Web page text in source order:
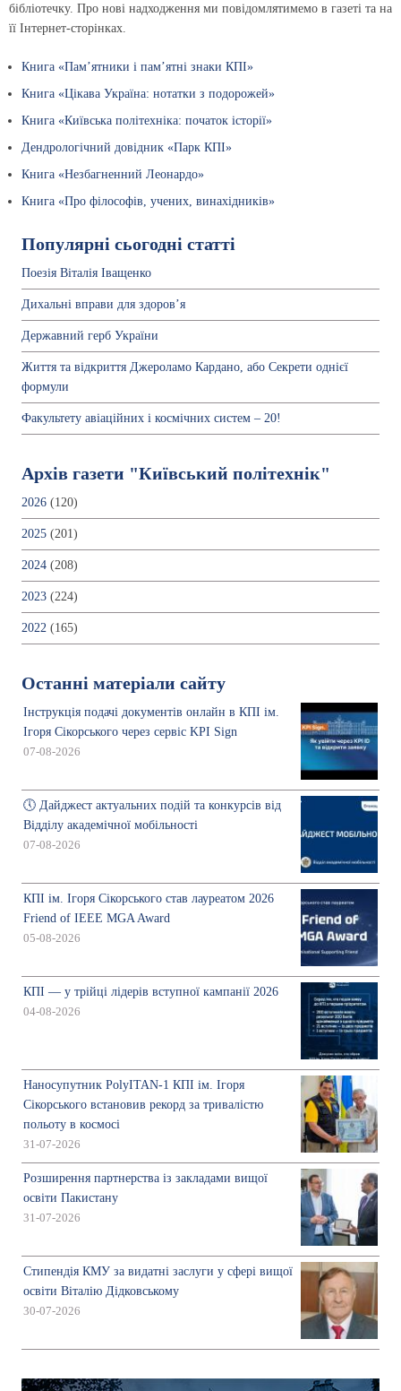
бібліотечку. Про нові надходження ми повідомлятимемо в газеті та на
її Інтернет-сторінках.
Книга «Пам’ятники і пам’ятні знаки КПІ»
Книга «Цікава Україна: нотатки з подорожей»
Книга «Київська політехніка: початок історії»
Дендрологічний довідник «Парк КПІ»
Книга «Незбагненний Леонардо»
Книга «Про філософів, учених, винахідників»
Популярні сьогодні статті
Поезія Віталія Іващенко
Дихальні вправи для здоров’я
Державний герб України
Життя та відкриття Джероламо Кардано, або Секрети однієї
формули
Факультету авіаційних і космічних систем – 20!
Архів газети "Київський політехнік"
2026 (120)
2025 (201)
2024 (208)
2023 (224)
2022 (165)
Останні матеріали сайту
Інструкція подачі документів онлайн в КПІ ім.
Ігоря Сікорського через сервіс KPI Sign
07-08-2026
🕔 Дайджест актуальних подій та конкурсів від
Відділу академічної мобільності
07-08-2026
КПІ ім. Ігоря Сікорського став лауреатом 2026
Friend of IEEE MGA Award
05-08-2026
КПІ — у трійці лідерів вступної кампанії 2026
04-08-2026
Наносупутник PolyITAN-1 КПІ ім. Ігоря
Сікорського встановив рекорд за тривалістю
польоту в космосі
31-07-2026
Розширення партнерства із закладами вищої
освіти Пакистану
31-07-2026
Стипендія КМУ за видатні заслуги у сфері вищої
освіти Віталію Дідковському
30-07-2026